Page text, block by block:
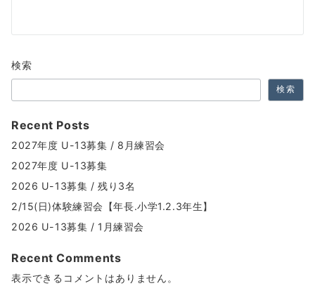
シ
ョ
ン
検索
検索
Recent Posts
2027年度 U-13募集 / 8月練習会
2027年度 U-13募集
2026 U-13募集 / 残り3名
2/15(日)体験練習会【年長.小学1.2.3年生】
2026 U-13募集 / 1月練習会
Recent Comments
表示できるコメントはありません。